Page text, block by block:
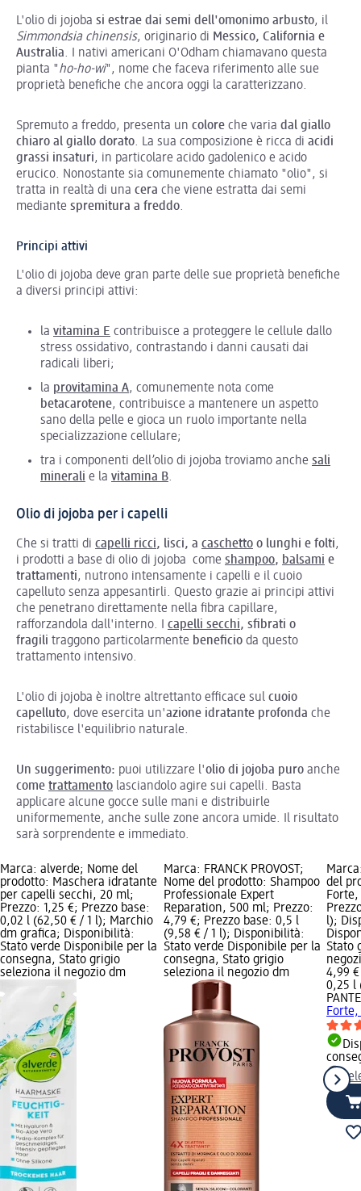
L'olio di jojoba si estrae dai semi dell'omonimo arbusto, il
Simmondsia chinensis, originario di Messico, California e
Australia. I nativi americani O'Odham chiamavano questa
pianta "ho-ho-wi", nome che faceva riferimento alle sue
proprietà benefiche che ancora oggi la caratterizzano.
Spremuto a freddo, presenta un colore che varia dal giallo
chiaro al giallo dorato. La sua composizione è ricca di acidi
grassi insaturi, in particolare acido gadolenico e acido
erucico. Nonostante sia comunemente chiamato "olio", si
tratta in realtà di una cera che viene estratta dai semi
mediante spremitura a freddo.
Principi attivi
L'olio di jojoba deve gran parte delle sue proprietà benefiche
a diversi principi attivi:
la vitamina E contribuisce a proteggere le cellule dallo
stress ossidativo, contrastando i danni causati dai
radicali liberi;
la provitamina A, comunemente nota come
betacarotene, contribuisce a mantenere un aspetto
sano della pelle e gioca un ruolo importante nella
specializzazione cellulare;
tra i componenti dell’olio di jojoba troviamo anche sali
minerali e la vitamina B.
Olio di jojoba per i capelli
Che si tratti di capelli ricci, lisci, a caschetto o lunghi e folti,
i prodotti a base di olio di jojoba come shampoo, balsami e
trattamenti, nutrono intensamente i capelli e il cuoio
capelluto senza appesantirli. Questo grazie ai principi attivi
che penetrano direttamente nella fibra capillare,
rafforzandola dall'interno. I capelli secchi, sfibrati o
fragili traggono particolarmente beneficio da questo
trattamento intensivo.
L'olio di jojoba è inoltre altrettanto efficace sul cuoio
capelluto, dove esercita un'azione idratante profonda che
ristabilisce l'equilibrio naturale.
Un suggerimento: puoi utilizzare l'olio di jojoba puro anche
come trattamento lasciandolo agire sui capelli. Basta
applicare alcune gocce sulle mani e distribuirle
uniformemente, anche sulle zone ancora umide. Il risultato
sarà sorprendente e immediato.
Marca: alverde; Nome del
prodotto: Maschera idratante
per capelli secchi, 20 ml;
Prezzo: 1,25 €; Prezzo base:
0,02 l (62,50 € / 1 l); Marchio
dm grafica; Disponibilità:
Stato verde Disponibile per la
consegna, Stato grigio
seleziona il negozio dm
Marca: FRANCK PROVOST;
Nome del prodotto: Shampoo
Professionale Expert
Reparation, 500 ml; Prezzo:
4,79 €; Prezzo base: 0,5 l
(9,58 € / 1 l); Disponibilità:
Stato verde Disponibile per la
consegna, Stato grigio
seleziona il negozio dm
del
l);
Stato
4,99 €
0,25 l